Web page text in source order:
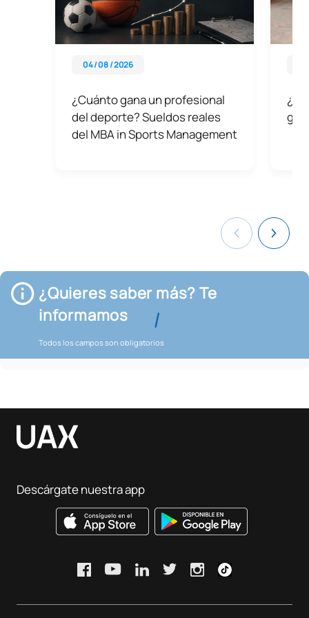
04 / 08 / 2026
¿Cuánto gana un profesional
del deporte? Sueldos reales
del MBA in Sports Management
¿Quieres saber más? Te
informamos
Todos los campos son obligatorios
Descárgate nuestra app